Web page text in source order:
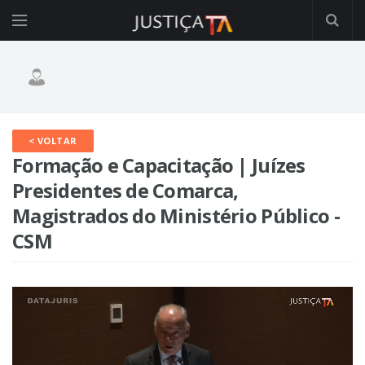
< VOLTAR
Formação e Capacitação | Juízes
Presidentes de Comarca,
Magistrados do Ministério Público -
CSM